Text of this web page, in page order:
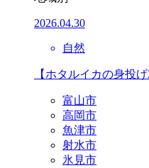
2026.04.30
自然
【ホタルイカの身投
富山市
高岡市
魚津市
射水市
氷見市